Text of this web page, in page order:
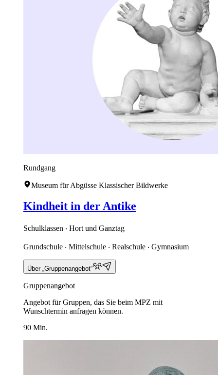
Rundgang
Museum für Abgüsse Klassischer Bildwerke
Kindheit in der Antike
Schulklassen ‧ Hort und Ganztag
Grundschule ‧ Mittelschule ‧ Realschule ‧ Gymnasium
Über „Gruppenangebot“
Gruppenangebot
Angebot für Gruppen, das Sie beim MPZ mit
Wunschtermin anfragen können.
90 Min.